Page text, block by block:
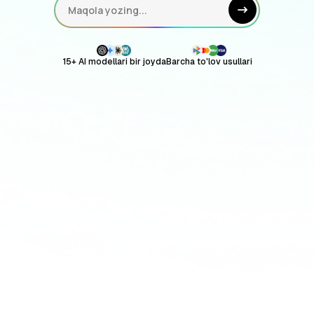
Maqola yozing...
15+ AI modellari bir joydaBarcha to'lov usullari